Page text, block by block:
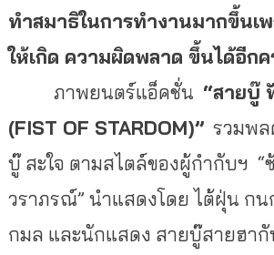
ทำสมาธิในการทำงานมากขึ้นเ
ให้เกิด ความผิดพลาด ขึ้นได้อีกค
ภาพยนตร์แอ็คชั่น “สายบู๊
(FIST OF STARDOM)”รวมพล
บู๊ สะใจ ตามสไตล์ของผู้กำกับฯ “
วราภรณ์” นำแสดงโดย ไต้ฝุ่น ก
กมล และนักแสดง สายบู๊สายฮา